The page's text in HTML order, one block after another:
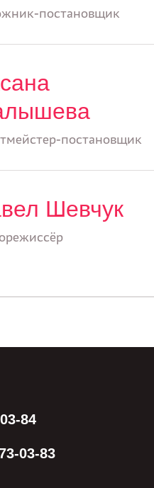
постановщик
постановщик
Шевчук
84
03-83